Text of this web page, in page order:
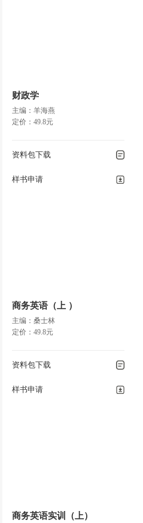
财政学
主编：羊海燕
定价：49.8元
资料包下载
样书申请
商务英语（上 ）
主编：桑士林
定价：49.8元
资料包下载
样书申请
商务英语实训（上）